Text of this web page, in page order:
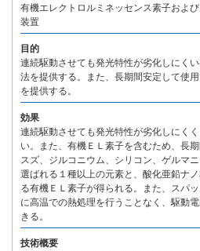
有機エレクトロルミネッセンス素子およ
装置
目的
連続駆動させても発光特性が劣化しにく
法を提供する。また、長期間安定して使
を提供する。
効果
連続駆動させても発光特性が劣化しにく
い。また、有機ＥＬ素子を含むため、長
スズ、ジルコニウム、シリコン、ゲルマ
選ばれる１種以上の元素と、酸化亜鉛ナ
る有機ＥＬ素子が得られる。また、スパ
に高温での熱処理を行うことなく、駆動
きる。
技術概要